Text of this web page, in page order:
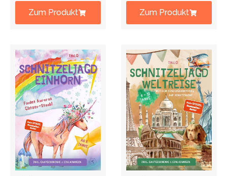
Zum Produkt Zum Produkt